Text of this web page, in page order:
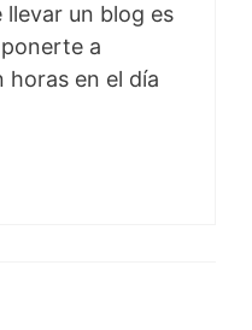
llevar un blog es
a
horas en el día